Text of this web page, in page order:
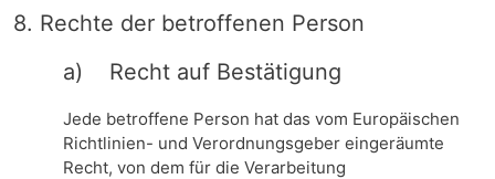
8. Rechte der betroffenen Person
a) Recht auf Bestätigung
Jede betroffene Person hat das vom Europäischen
Richtlinien- und Verordnungsgeber eingeräumte
Recht, von dem für die Verarbeitung